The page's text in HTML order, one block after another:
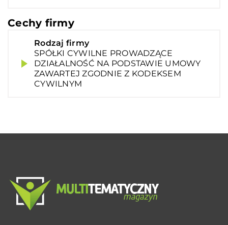
Cechy firmy
Rodzaj firmy
SPÓŁKI CYWILNE PROWADZĄCE
DZIAŁALNOŚĆ NA PODSTAWIE UMOWY
ZAWARTEJ ZGODNIE Z KODEKSEM
CYWILNYM